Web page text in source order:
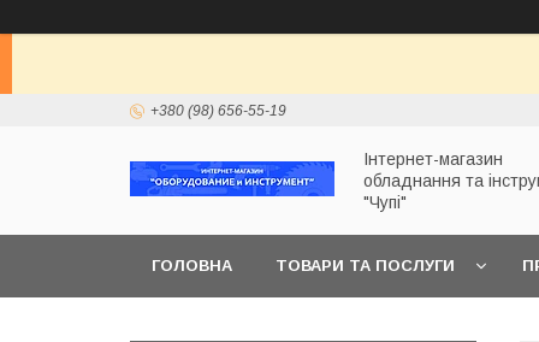
+380 (98) 656-55-19
Інтернет-магазин
обладнання та
"Чупі"
ГОЛОВНА ТОВАРИ ТА ПОСЛУГИ